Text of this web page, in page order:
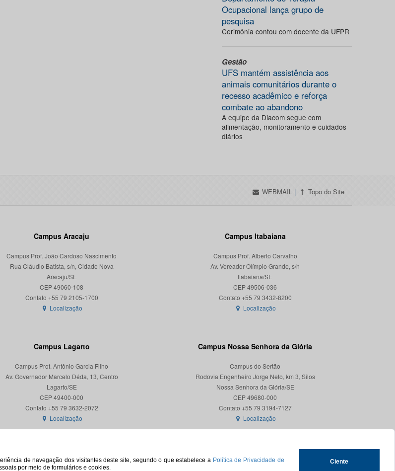
de navegação dos visitantes deste site, segundo o que estabelece a Política de Privacidade de
por meio de formulários e cookies.
Ciente
Ocupacional lança grupo de
pesquisa
Cerimônia contou com docente da UFPR
Gestão
UFS mantém assistência aos
animais comunitários durante o
recesso acadêmico e reforça
combate ao abandono
A equipe da Diacom segue com
alimentação, monitoramento e cuidados
diários
WEBMAIL | Topo do Site
Campus Aracaju
Campus Prof. João Cardoso Nascimento
Rua Cláudio Batista, s/n, Cidade Nova
Aracaju/SE
CEP 49060-108
Localização
Campus Itabaiana
Campus Prof. Alberto Carvalho
Av. Vereador Olímpio Grande, s/n
Itabaiana/SE
CEP 49506-036
Localização
Campus Lagarto
Campus Prof. Antônio Garcia Filho
Av. Governador Marcelo Déda, 13, Centro
Lagarto/SE
CEP 49400-000
Localização
Campus Nossa Senhora da Glória
Campus do Sertão
Rodovia Engenheiro Jorge Neto, km 3, Silos
Nossa Senhora da Glória/SE
CEP 49680-000
Contato +55 79 3194-7127
Localização